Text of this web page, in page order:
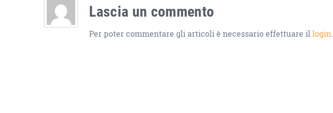
Lascia un commento
Per poter commentare gli articoli è necessario effettuare illogin.